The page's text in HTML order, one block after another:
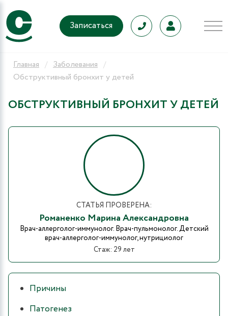
Записаться
Главная
Заболевания
Обструктивный бронхит у детей
ОБСТРУКТИВНЫЙ БРОНХИТ У ДЕТЕЙ
СТАТЬЯ ПРОВЕРЕНА:
Романенко Марина Александровна
Врач-аллерголог-иммунолог. Врач-пульмонолог. Детский
врач-аллерголог-иммунолог, нутрициолог
Стаж: 29 лет
Причины
Патогенез